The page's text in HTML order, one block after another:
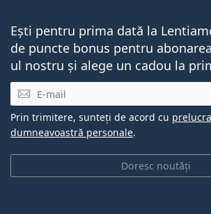
Ești pentru prima dată la
de puncte bonus pentru
ul nostru și alege un cadou la
E-mail
Doresc noutăți
Prin trimitere, sunteți de acord cu
dumneavoastră personale.